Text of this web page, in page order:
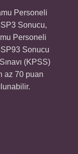
Personeli
Sonucu,
Personeli
Sonucu
(KPSS)
az 70 puan